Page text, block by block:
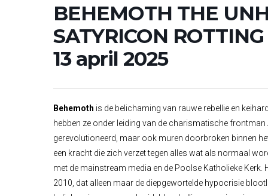
BEHEMOTH THE
SATYRICON
13 april 2025
Behemoth is de belichaming van rauwe rebellie en
hebben ze onder leiding van de charismatische frontman
gerevolutioneerd, maar ook muren doorbroken binnen
een kracht die zich verzet tegen alles wat als normaal
met de mainstream media en de Poolse Katholieke
2010, dat alleen maar de diepgewortelde hypocrisie